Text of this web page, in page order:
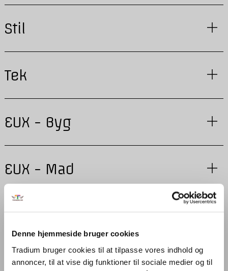
Denne hjemmeside bruger cookies
Tradium bruger cookies til at tilpasse vores indhold og
annoncer, til at vise dig funktioner til sociale medier og til
Stil
Tek
EUX - Byg
EUX - Mad
EUX - Tek
Business to Business